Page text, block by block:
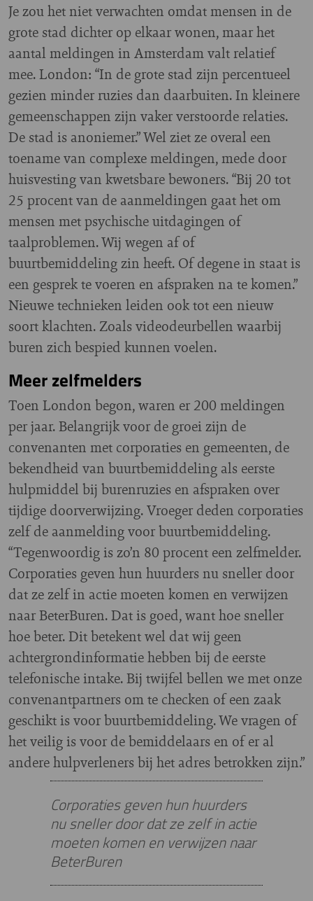
Je zou het niet verwachten omdat mensen in de
grote stad dichter op elkaar wonen, maar het
aantal meldingen in Amsterdam valt relatief
mee. London: “In de grote stad zijn percentueel
gezien minder ruzies dan daarbuiten. In kleinere
gemeenschappen zijn vaker verstoorde relaties.
De stad is anoniemer.” Wel ziet ze overal een
toename van complexe meldingen, mede door
huisvesting van kwetsbare bewoners. “Bij 20 tot
25 procent van de aanmeldingen gaat het om
mensen met psychische uitdagingen of
taalproblemen. Wij wegen af of
buurtbemiddeling zin heeft. Of degene in staat is
een gesprek te voeren en afspraken na te komen.”
Nieuwe technieken leiden ook tot een nieuw
soort klachten. Zoals videodeurbellen waarbij
buren zich bespied kunnen voelen.
Meer zelfmelders
Toen London begon, waren er 200 meldingen
per jaar. Belangrijk voor de groei zijn de
convenanten met corporaties en gemeenten, de
bekendheid van buurtbemiddeling als eerste
hulpmiddel bij burenruzies en afspraken over
tijdige doorverwijzing. Vroeger deden corporaties
zelf de aanmelding voor buurtbemiddeling.
“Tegenwoordig is zo’n 80 procent een zelfmelder.
Corporaties geven hun huurders nu sneller door
dat ze zelf in actie moeten komen en verwijzen
naar BeterBuren. Dat is goed, want hoe sneller
hoe beter. Dit betekent wel dat wij geen
achtergrondinformatie hebben bij de eerste
telefonische intake. Bij twijfel bellen we met onze
convenantpartners om te checken of een zaak
geschikt is voor buurtbemiddeling. We vragen of
het veilig is voor de bemiddelaars en of er al
andere hulpverleners bij het adres betrokken zijn.”
Corporaties geven hun huurders
nu sneller door dat ze zelf in actie
moeten komen en verwijzen naar
BeterBuren